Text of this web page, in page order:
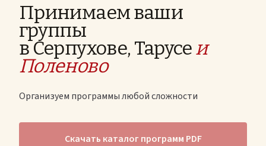
Принимаем ваши
группы
в Серпухове, Тарусеи
Поленово
Организуем программы любой сложности
Скачать каталог программ PDF